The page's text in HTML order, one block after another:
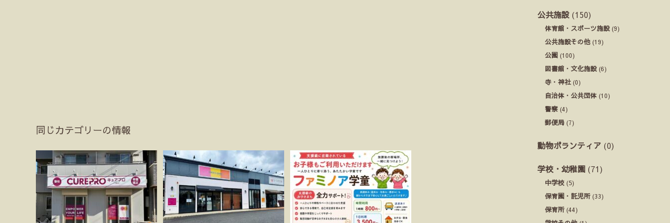
同じカテゴリーの情報
公共施設 (150)
体育館・スポーツ施設(9)
公共施設その他 (19)
公園 (100)
図書館・文化施設(6)
寺・神社(0)
自治体・公共団体 (10)
警察 (4)
郵便局 (7)
動物ボランティア (0)
学校・幼稚園 (71)
中学校 (5)
保育園・託児所(33)
保育所(44)